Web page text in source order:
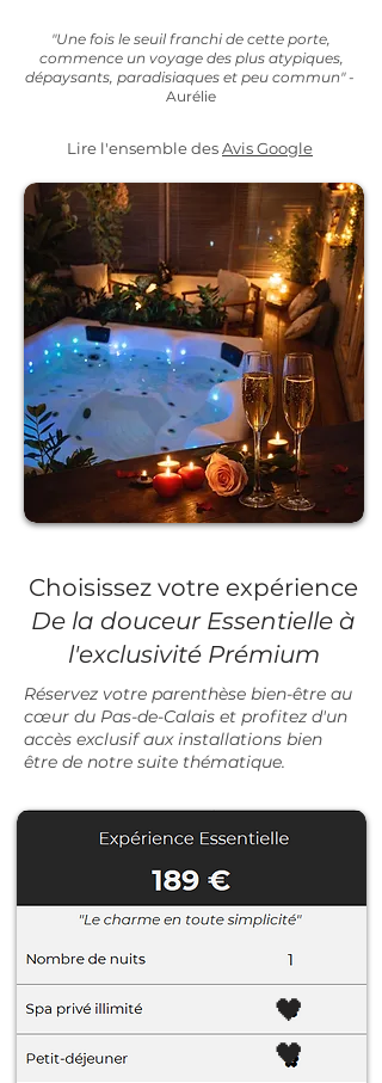
"Une fois le seuil franchi de cette porte,
commence un voyage des plus atypiques,
dépaysants, paradisiaques et peu commun" -
Aurélie
Lire l'ensemble desAvis Google
Choisissez votre expérience
De la douceur Essentielle à
l'exclusivité Prémium
Réservez votre parenthèse bien-être au
cœur du Pas-de-Calais et profitez d'un
accès exclusif auxinstallations bien
être de notre suite thématique.
🖤
🖤